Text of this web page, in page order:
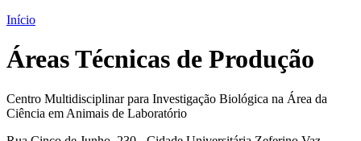
Início
Áreas Técnicas de Produção
Centro Multidisciplinar para Investigação Biológica na Área da
Ciência em Animais de Laboratório